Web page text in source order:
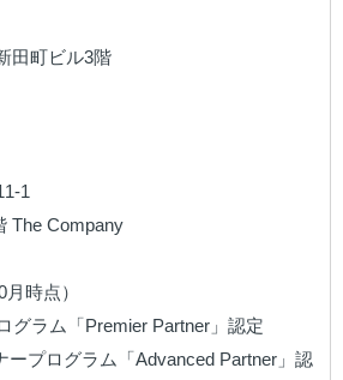
田町ビル3階
1
The Company
時点）
グラム「Premier Partner」認定
ープログラム「Advanced Partner」認